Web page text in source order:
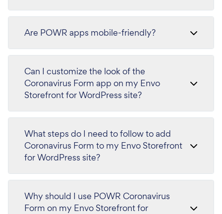
Are POWR apps mobile-friendly?
Can I customize the look of the
Coronavirus Form app on my Envo
Storefront for WordPress site?
What steps do I need to follow to add
Coronavirus Form to my Envo Storefront
for WordPress site?
Why should I use POWR Coronavirus
Form on my Envo Storefront for